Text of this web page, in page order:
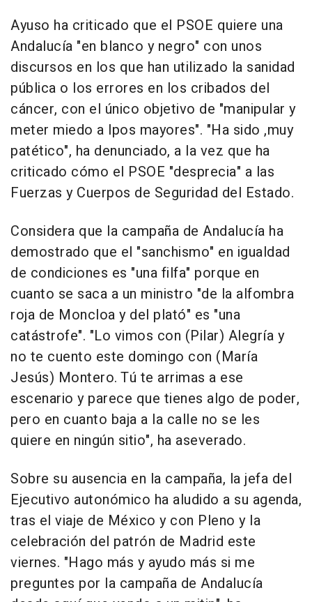
Ayuso ha criticado que el PSOE quiere una
Andalucía "en blanco y negro" con unos
discursos en los que han utilizado la sanidad
pública o los errores en los cribados del
cáncer, con el único objetivo de "manipular y
meter miedo a lpos mayores". "Ha sido ,muy
patético", ha denunciado, a la vez que ha
criticado cómo el PSOE "desprecia" a las
Fuerzas y Cuerpos de Seguridad del Estado.
Considera que la campaña de Andalucía ha
demostrado que el "sanchismo" en igualdad
de condiciones es "una filfa" porque en
cuanto se saca a un ministro "de la alfombra
roja de Moncloa y del plató" es "una
catástrofe". "Lo vimos con (Pilar) Alegría y
no te cuento este domingo con (María
Jesús) Montero. Tú te arrimas a ese
escenario y parece que tienes algo de poder,
pero en cuanto baja a la calle no se les
quiere en ningún sitio", ha aseverado.
Sobre su ausencia en la campaña, la jefa del
Ejecutivo autonómico ha aludido a su agenda,
tras el viaje de México y con Pleno y la
celebración del patrón de Madrid este
viernes. "Hago más y ayudo más si me
preguntes por la campaña de Andalucía